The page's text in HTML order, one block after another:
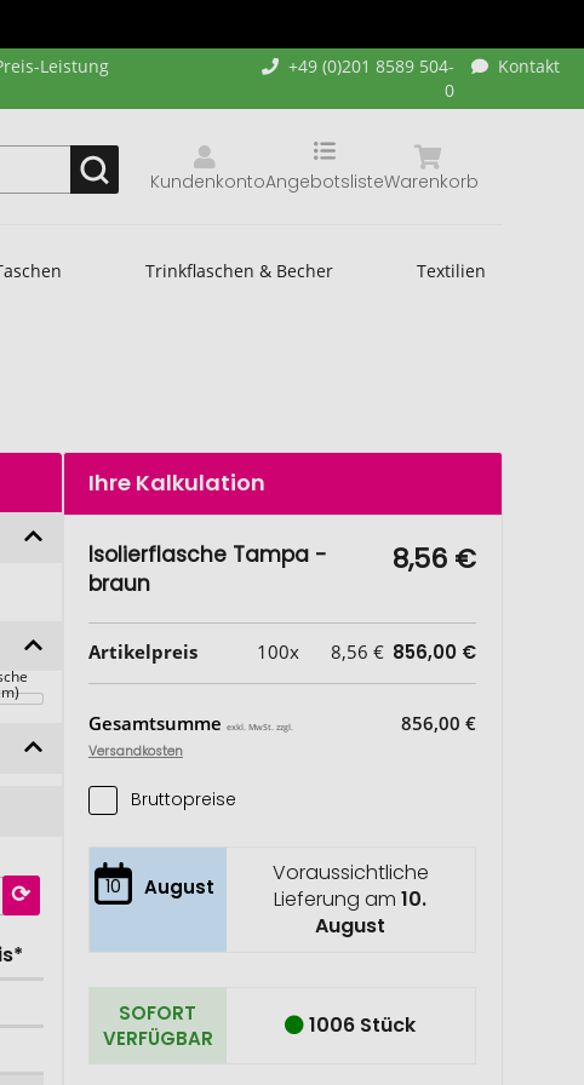
Leistung
+49 (0)201 8589 504-
0
Kontakt
Kundenkonto Warenkorb
Angebotsliste
Trinkflaschen & Becher Textilien
Ihre Kalkulation
Isolierflasche Tampa -
braun
8,56 €
Artikelpreis 100x 8,56 € 856,00 €
Gesamtsumme exkl. MwSt. zzgl.
Versandkosten
856,00 €
Bruttopreise
10 August
Voraussichtliche
Lieferung am10.
August
SOFORT
VERFÜGBAR
1006 Stück